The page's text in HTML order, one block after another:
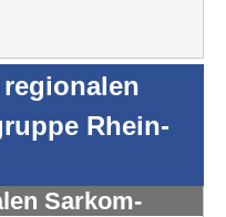
Rhein-
Sarkom-